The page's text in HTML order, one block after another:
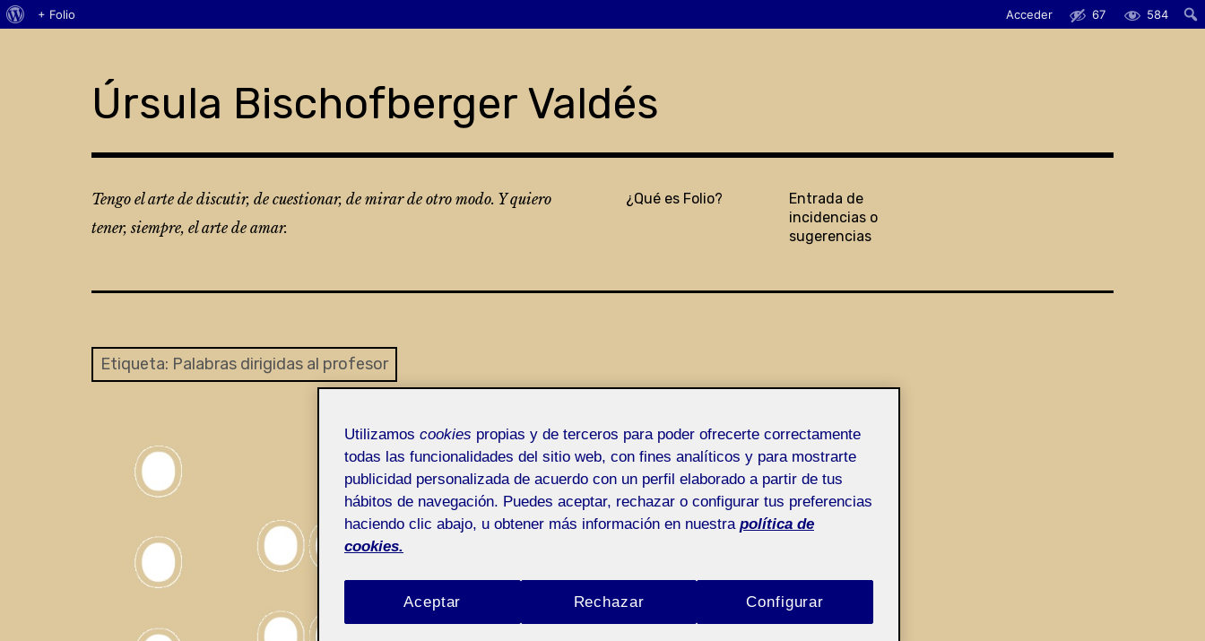
Úrsula Bischofberger Valdés
Tengo el arte de discutir, de cuestionar, de mirar de otro modo. Y quiero
tener, siempre, el arte de amar.
¿Qué es Folio?
Entrada de
incidencias o
sugerencias
Etiqueta: Palabras dirigidas al profesor
Acerca
+ Folio Acceder 67 584
Utilizamos cookies propias y de terceros para poder ofrecerte correctamente
todas las funcionalidades del sitio web, con fines analíticos y para mostrarte
publicidad personalizada de acuerdo con un perfil elaborado a partir de tus
hábitos de navegación. Puedes aceptar, rechazar o configurar tus preferencias
haciendo clic abajo, u obtener más información en nuestra política de
cookies.
Rechazar
Aceptar Configurar